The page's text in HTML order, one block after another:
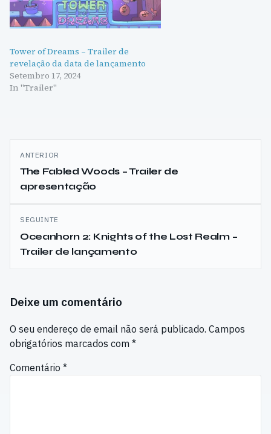
Tower of Dreams – Trailer de
revelação da data de lançamento
Setembro 17, 2024
In "Trailer"
Navegação
de
artigos
ANTERIOR
The Fabled Woods – Trailer de
apresentação
SEGUINTE
Oceanhorn 2: Knights of the Lost Realm –
Trailer de lançamento
Deixe um comentário
O seu endereço de email não será publicado. Campos
obrigatórios marcados com *
Comentário *